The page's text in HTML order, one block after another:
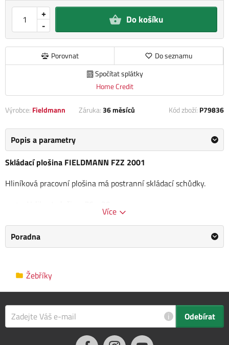
-
+ Do košíku
Porovnat
Do seznamu
Spočítat splátky
Home Credit
Výrobce: Fieldmann Záruka:36 měsíců Kód zboží: P79836
Popis a parametry
Skládací plošina FIELDMANN FZZ 2001
Hliníková pracovní plošina má postranní skládací schůdky.
Velikost záhybu: 103 x 41 x 49 cm
Maximální zatížení 150 kg
N.W.:3,6 kg
Kategorie
Žebříky
Výrobce
Informace o výrobci
40.0 x 15.0 x 77.0 cm
Více
Poradna
Žebříky
i Odebírat